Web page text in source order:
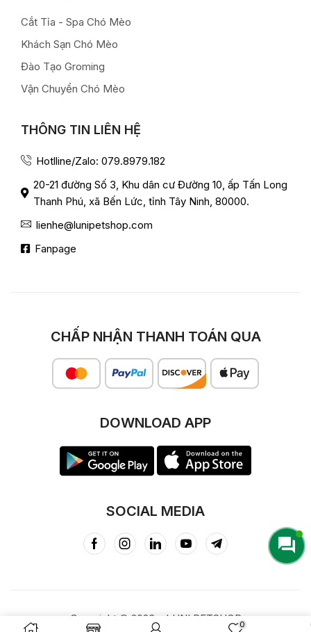
Cắt Tỉa - Spa Chó Mèo
Khách Sạn Chó Mèo
Đào Tạo Groming
Vận Chuyển Chó Mèo
THÔNG TIN LIÊN HỆ
Hotlline/Zalo: 079.8979.182
20-21 đường Số 3, Khu dân cư Đường 10, ấp Tấn Long
Thanh Phú, xã Bến Lức, tỉnh Tây Ninh, 80000.
lienhe@lunipetshop.com
Fanpage
CHẤP NHẬN THANH TOÁN QUA
DOWNLOAD APP
SOCIAL MEDIA
Copyright © 2023 – LUNI PETSHOP0